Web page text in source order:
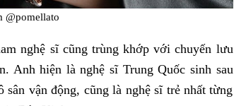
@pomellato
nghệ sĩ cũng trùng khớp với chuyến lưu
Anh hiện là nghệ sĩ Trung Quốc sinh sau
vận động, cũng là nghệ sĩ trẻ nhất từng